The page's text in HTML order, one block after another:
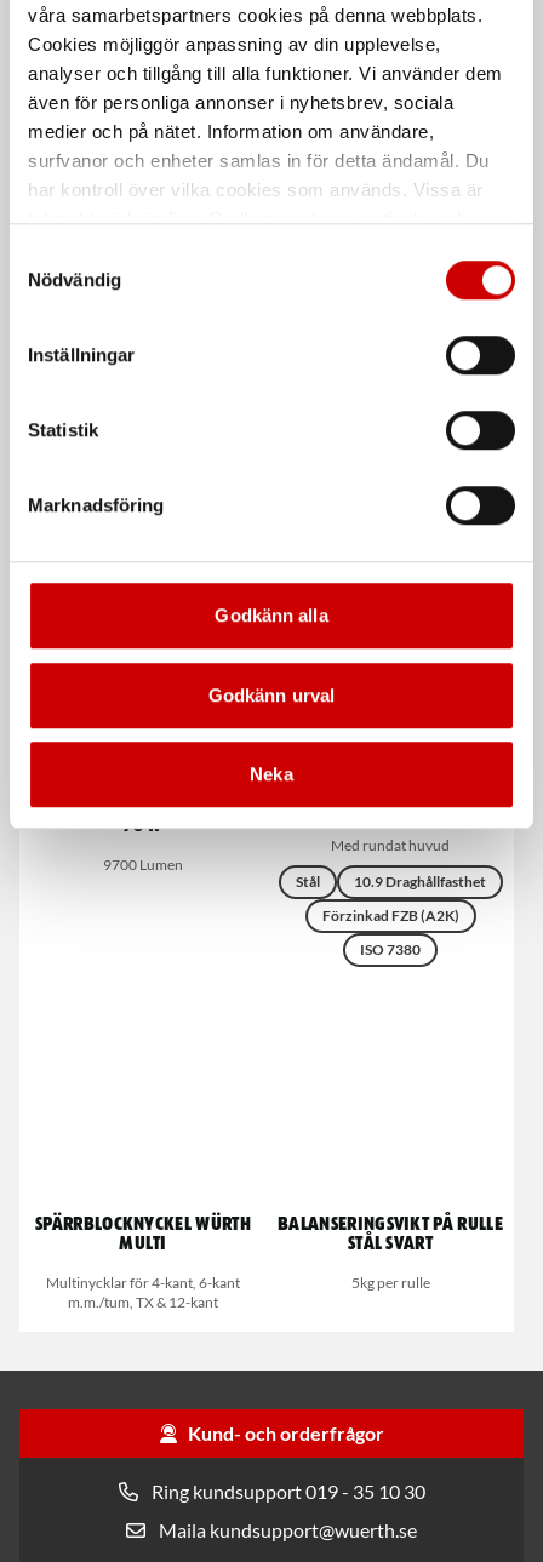
våra samarbetspartners cookies på denna webbplats.
Cookies möjliggör anpassning av din upplevelse,
analyser och tillgång till alla funktioner. Vi använder dem
även för personliga annonser i nyhetsbrev, sociala
medier och på nätet. Information om användare,
surfvanor och enheter samlas in för detta ändamål. Du
har kontroll över vilka cookies som används. Vissa är
tekniskt nödvändiga. Godkännande av statistik- och
länder utanför EU med olika dataskyddsnormer. Genom
att godkänna samtycker du till sådana överföringar. Läs
Nödvändig
Inställningar
Statistik
Marknadsföring
Godkänn alla
Godkänn urval
Neka
Stativ för 0827981119
Arbetsbelysning 26 W CRI+
Stativ 700-1900 mm
Arbetsbelysning LED 25W
2500 Lumen. Uppladdningsbar
Bygglampa Magnum LED
Bygglampa Magnum LED
78 W
9700 Lumen
Insexskruv MK6S FZB
Med rundat huvud
Stål
10.9 Draghållfasthet
Förzinkad FZB (A2K)
ISO 7380
Spärrblocknyckel Würth
Multi
Multinycklar för 4-kant, 6-kant
m.m./tum, TX & 12-kant
Balanseringsvikt på rulle
stål svart
5kg per rulle
Kund- och orderfrågor
Ring kundsupport 019 - 35 10 30
Maila kundsupport@wuerth.se